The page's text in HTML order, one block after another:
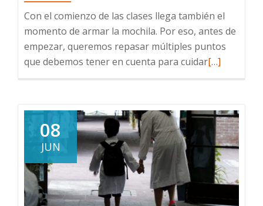
Con el comienzo de las clases llega también el
momento de armar la mochila. Por eso, antes de
empezar, queremos repasar múltiples puntos
que debemos tener en cuenta para cuidarLeer
de
armar
mochila:
¿Qué
[…]
08
JUN